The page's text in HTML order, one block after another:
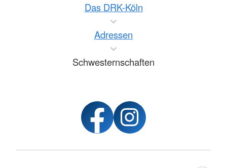
Das DRK-Köln
Adressen
Schwesternschaften